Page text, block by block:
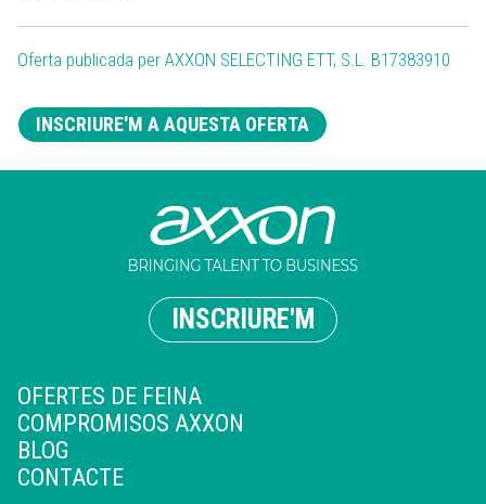
Oferta publicada per AXXON SELECTING ETT, S.L. B17383910
INSCRIURE'M A AQUESTA OFERTA
INSCRIURE'M
OFERTES DE FEINA
COMPROMISOS AXXON
BLOG
CONTACTE